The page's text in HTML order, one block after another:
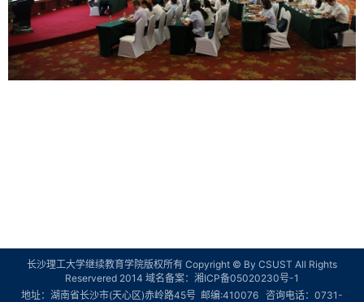
长沙理工大学继续教育学院版权所有 Copyright © By CSUST All Rights
Reservered 2014 域名备案： 湘ICP备05020230号-1
地址：湖南省长沙市(天心区)赤岭路45号 邮编:410076 咨询电话：0731-